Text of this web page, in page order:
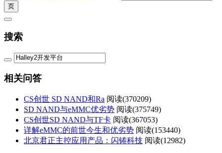
搜索
相关问答
CS创世 SD NAND和Ra 阅读(370209)
SD NAND与eMMC优劣势 阅读(375749)
CS创世SD NAND与TF卡 阅读(367053)
详解eMMC的前世今生和优劣势 阅读(153440)
北京君正主控应用产品：闪铸科技 阅读(12982)